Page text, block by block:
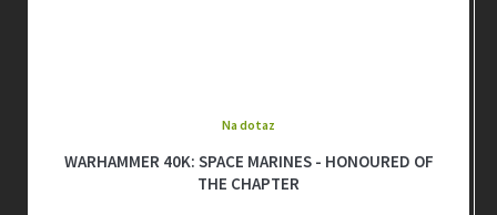
WARHAMMER 40K: SPACE MARINES - HONOURED OF
THE CHAPTER
Na dotaz